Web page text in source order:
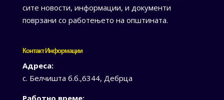
сите новости, информации, и документи
поврзани со работењето на општината.
Контакт Информации
Адреса:
с. Белчишта б.б.,6344, Дебрца